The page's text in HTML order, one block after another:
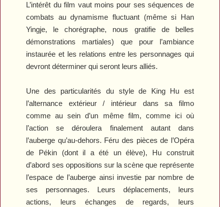
L’intérêt du film vaut moins pour ses séquences de
combats au dynamisme fluctuant (même si Han
Yingje, le chorégraphe, nous gratifie de belles
démonstrations martiales) que pour l’ambiance
instaurée et les relations entre les personnages qui
devront déterminer qui seront leurs alliés.
Une des particularités du style de King Hu est
l’alternance extérieur / intérieur dans sa filmo
comme au sein d’un même film, comme ici où
l’action se déroulera finalement autant dans
l’auberge qu’au-dehors. Féru des pièces de l’Opéra
de Pékin (dont il a été un élève), Hu construit
d’abord ses oppositions sur la scène que représente
l’espace de l’auberge ainsi investie par nombre de
ses personnages. Leurs déplacements, leurs
actions, leurs échanges de regards, leurs